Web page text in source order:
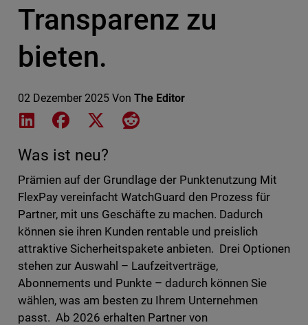
Transparenz zu
bieten.
02 Dezember 2025 Von The Editor
Share on LinkedIn
Share on Facebook
Share on XShare on Reddit
Was ist neu?
Prämien auf der Grundlage der Punktenutzung Mit
FlexPay vereinfacht WatchGuard den Prozess für
Partner, mit uns Geschäfte zu machen. Dadurch
können sie ihren Kunden rentable und preislich
attraktive Sicherheitspakete anbieten. Drei Optionen
stehen zur Auswahl – Laufzeitverträge,
Abonnements und Punkte – dadurch können Sie
wählen, was am besten zu Ihrem Unternehmen
passt. Ab 2026 erhalten Partner von